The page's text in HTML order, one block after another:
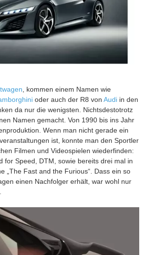
, kommen einem Namen wie
oder auch der R8 von Audi in den
da nur die wenigsten. Nichtsdestotrotz
Namen gemacht. Von 1990 bis ins Jahr
Wenn man nicht gerade ein
ist, konnte man den Sportler
Filmen und Videospielen wiederfinden:
for Speed, DTM, sowie bereits drei mal in
„The Fast and the Furious“. Dass ein so
einen Nachfolger erhält, war wohl nur